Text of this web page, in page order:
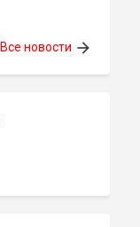
Все новости arrow_forward